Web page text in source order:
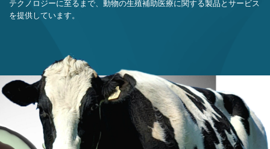
トな製品を提供することに特化しています。